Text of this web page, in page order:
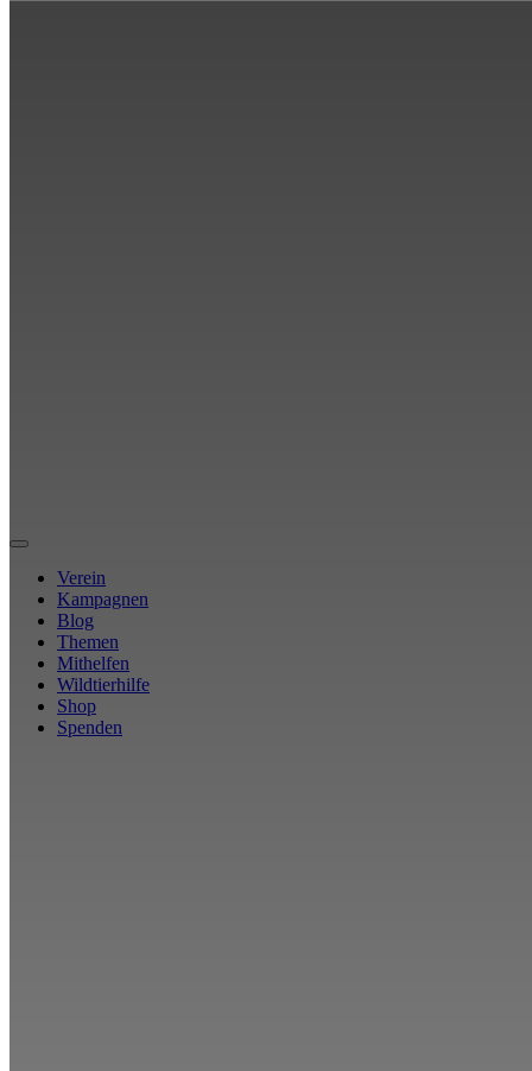
Verein
Kampagnen
Blog
Themen
Mithelfen
Wildtierhilfe
Shop
Spenden